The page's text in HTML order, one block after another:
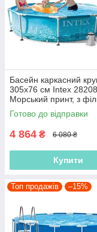
Басейн каркасний
305x76 см Intex 28208
Морський принт, з
насосом 1 250 л/год,
круглий
Готово до відправки
4 864 ₴ 6 080 ₴
Купити
Топ продажів –15%